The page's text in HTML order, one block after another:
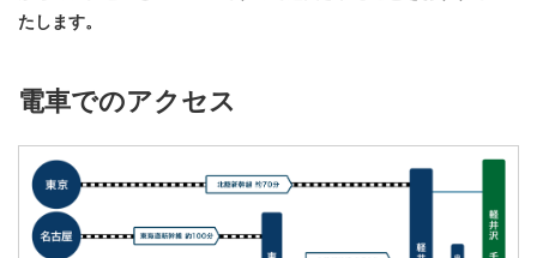
たします。
電車でのアクセス